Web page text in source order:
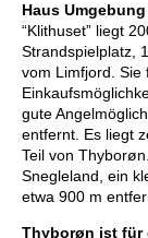
Haus Umgebung
“Klithuset” liegt
Strandspielplatz,
vom Limfjord. Sie
gute
entfernt. Es liegt
Teil von
Snegleland, ein
etwa 900 m
Thyborøn ist für